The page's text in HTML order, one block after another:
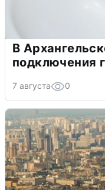
В
подключения
7 августа 0